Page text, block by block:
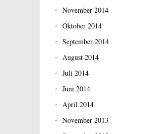
November 2014
Oktober 2014
September 2014
August 2014
Juli 2014
Juni 2014
April 2014
November 2013